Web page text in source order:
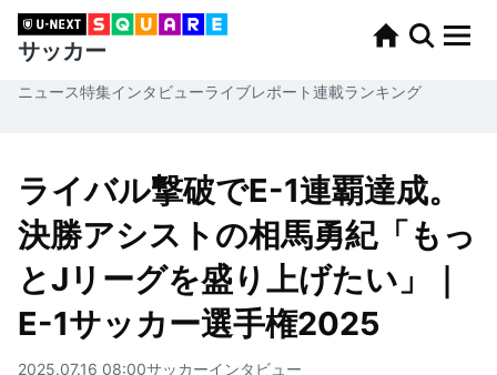
サッカー
ニュース特集インタビューライブレポート連載ランキング
ライバル撃破でE-1連覇達成。
決勝アシストの相馬勇紀「もっ
とJリーグを盛り上げたい」｜
E-1サッカー選手権2025
2025.07.16 08:00サッカーインタビュー